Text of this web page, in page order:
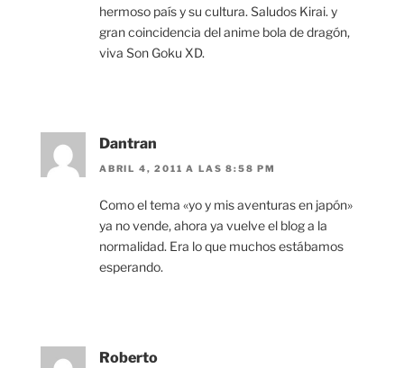
hermoso país y su cultura. Saludos Kirai. y
gran coincidencia del anime bola de dragón,
viva Son Goku XD.
Dantran
ABRIL 4, 2011 A LAS 8:58 PM
Como el tema «yo y mis aventuras en japón»
ya no vende, ahora ya vuelve el blog a la
normalidad. Era lo que muchos estábamos
esperando.
Roberto